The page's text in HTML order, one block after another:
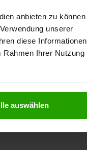
anbieten zu können
unserer
diese Informationen
Rahmen Ihrer Nutzung
auswählen